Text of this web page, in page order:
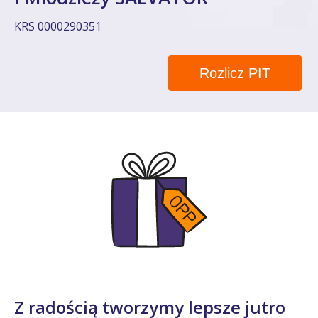
KRS 0000290351
Rozlicz PIT
Z radością tworzymy lepsze jutro